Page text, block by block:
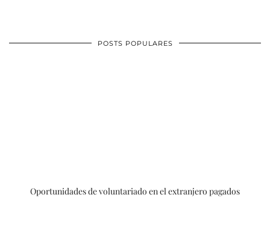
POSTS POPULARES
Oportunidades de voluntariado en el extranjero pagados